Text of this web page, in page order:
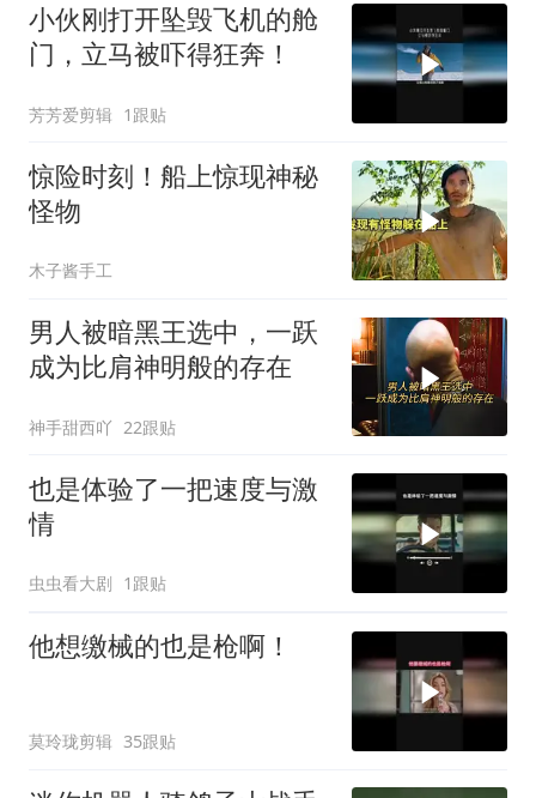
小伙刚打开坠毁飞机的舱
门，立马被吓得狂奔！
芳芳爱剪辑 1跟贴
惊险时刻！船上惊现神秘
怪物
木子酱手工
男人被暗黑王选中，一跃
成为比肩神明般的存在
神手甜西吖 22跟贴
也是体验了一把速度与激
情
虫虫看大剧 1跟贴
他想缴械的也是枪啊！
莫玲珑剪辑 35跟贴